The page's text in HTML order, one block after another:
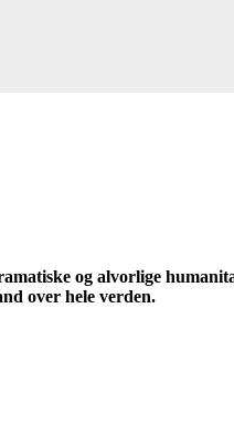
og alvorlige
over hele verden.